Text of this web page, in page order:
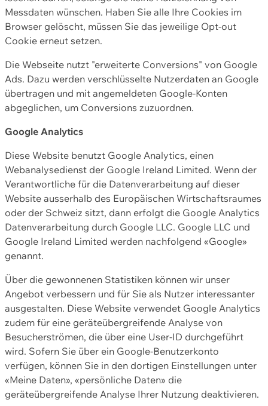
Messdaten wünschen. Haben Sie alle Ihre Cookies im
Browser gelöscht, müssen Sie das jeweilige Opt-out
Cookie erneut setzen.
Die Webseite nutzt "erweiterte Conversions" von Google
Ads. Dazu werden verschlüsselte Nutzerdaten an Google
übertragen und mit angemeldeten Google-Konten
abgeglichen, um Conversions zuzuordnen.
Google Analytics
Diese Website benutzt Google Analytics, einen
Webanalysedienst der Google Ireland Limited. Wenn der
Verantwortliche für die Datenverarbeitung auf dieser
Website ausserhalb des Europäischen Wirtschaftsraumes
oder der Schweiz sitzt, dann erfolgt die Google Analytics
Datenverarbeitung durch Google LLC. Google LLC und
Google Ireland Limited werden nachfolgend «Google»
genannt.
Über die gewonnenen Statistiken können wir unser
Angebot verbessern und für Sie als Nutzer interessanter
ausgestalten. Diese Website verwendet Google Analytics
zudem für eine geräteübergreifende Analyse von
Besucherströmen, die über eine User-ID durchgeführt
wird. Sofern Sie über ein Google-Benutzerkonto
verfügen, können Sie in den dortigen Einstellungen unter
«Meine Daten», «persönliche Daten» die
geräteübergreifende Analyse Ihrer Nutzung deaktivieren.